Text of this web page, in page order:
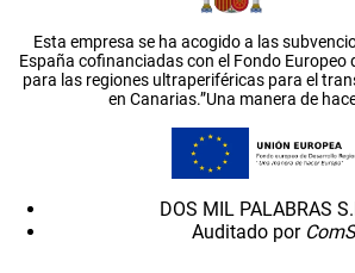
Esta empresa se ha acogido a las
España cofinanciadas con el Fondo Europeo
para las regiones ultraperiféricas para el
en Canarias.”Una manera de
DOS MIL PALABRAS
Auditado por